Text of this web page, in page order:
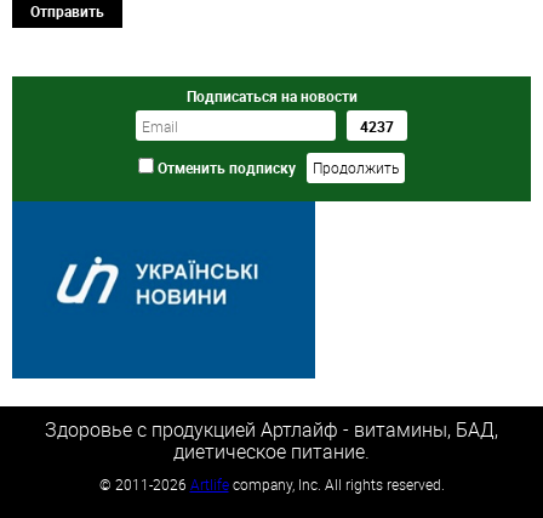
Отправить
Подписаться на новости
Отменить подписку
Здоровье с продукцией Артлайф - витамины, БАД,
диетическое питание.
© 2011-2026 Artlifecompany, Inc. All rights reserved.